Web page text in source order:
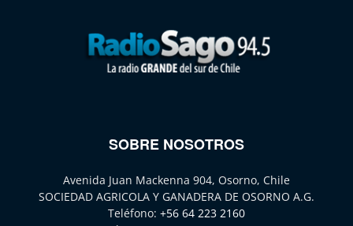
SOBRE NOSOTROS
Avenida Juan Mackenna 904, Osorno, Chile
SOCIEDAD AGRICOLA Y GANADERA DE OSORNO A.G.
Teléfono: +56 64 223 2160